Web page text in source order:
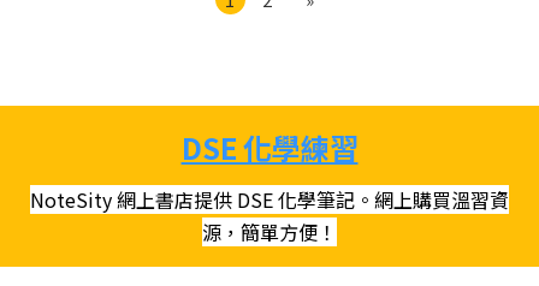
DSE 化學練習
NoteSity 網上書店提供 DSE 化學筆記。網上購買溫習資
源，簡單方便！